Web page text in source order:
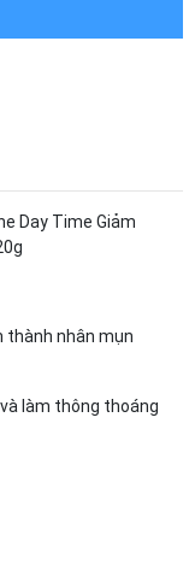
Day Time Giảm
thành nhân mụn
làm thông thoáng